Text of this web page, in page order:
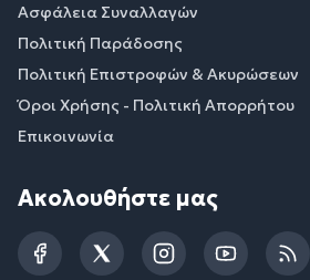
Ασφάλεια Συναλλαγών
Πολιτική Παράδοσης
Πολιτική Επιστροφών & Ακυρώσεων
Όροι Χρήσης - Πολιτική Απορρήτου
Επικοινωνία
Ακολουθήστε μας
FacebookTwitterInstagramYouTubeRSS